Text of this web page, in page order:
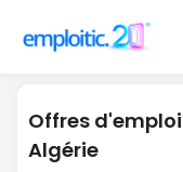
Offres
Algérie